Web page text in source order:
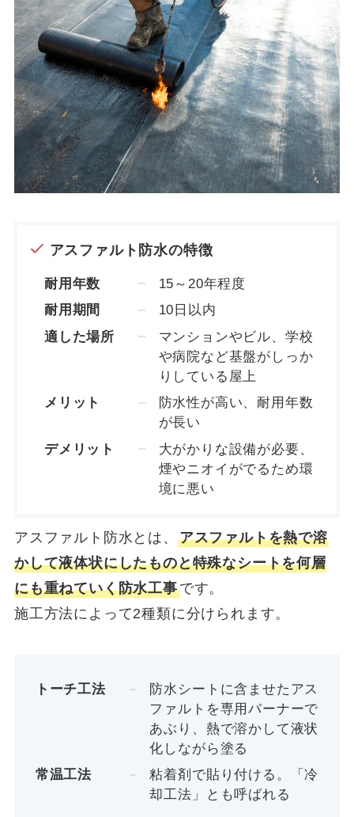
アスファルト防水の特徴
耐用年数
15～20年程度
耐用期間
10日以内
適した場所
マンションやビル、学校
や病院など基盤がしっか
りしている屋上
メリット
防水性が高い、耐用年数
が長い
デメリット
大がかりな設備が必要、
煙やニオイがでるため環
境に悪い
アスファルト防水とは、 アスファルトを熱で溶
かして液体状にしたものと特殊なシートを何層
にも重ねていく防水工事です。
施工方法によって2種類に分けられます。
トーチ工法
防水シートに含ませたアス
ファルトを専用バーナーで
あぶり、熱で溶かして液状
化しながら塗る
常温工法
粘着剤で貼り付ける。「冷
却工法」とも呼ばれる